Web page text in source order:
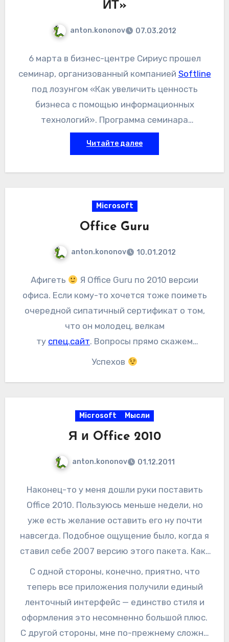
ИТ»
anton.kononov 07.03.2012
6 марта в бизнес-центре Сириус прошел
семинар, организованный компанией Softline
под лозунгом «Как увеличить ценность
бизнеса с помощью информационных
технологий». Программа семинара
заинтересовала прежде всего обещанным
Читайте далее
Microsoft
Office Guru
anton.kononov 10.01.2012
Афигеть
Я Office Guru по 2010 версии
офиса. Если кому-то хочется тоже поиметь
очередной сипатичный сертификат о том,
что он молодец, велкам
ту спец.сайт. Вопросы прямо скажем
несложные. Кроме того, есть подсказки где
Успехов
Microsoft Мысли
Я и Office 2010
anton.kononov 01.12.2011
Наконец-то у меня дошли руки поставить
Office 2010. Пользуюсь меньше недели, но
уже есть желание оставить его ну почти
навсегда. Подобное ощущение было, когда я
ставил себе 2007 версию этого пакета. Как-
нибудь потом соберу мысли в кучку и выдам
ощущений, а пока просто всплеск эмоций.
С одной стороны, конечно, приятно, что
теперь все приложения получили единый
ленточный интерфейс — единство стиля и
оформления это несомненно большой плюс.
С другой стороны, мне по-прежнему сложно